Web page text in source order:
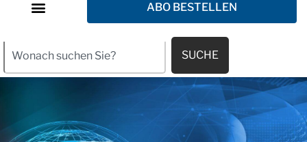
ABO BESTELLEN
SUCHE